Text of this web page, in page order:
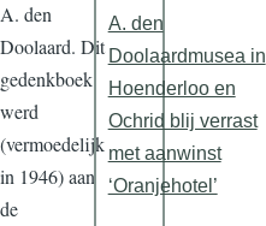
A. den
Doolaard. Dit
gedenkboek
werd
(vermoedelijk
in 1946) aan
de
A. den
Doolaardmusea in
Hoenderloo en
Ochrid blij verrast
met aanwinst
‘Oranjehotel’